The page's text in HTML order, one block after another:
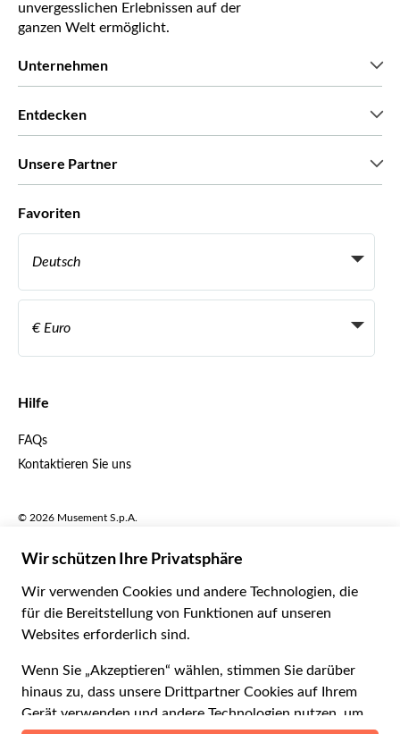
unvergesslichen Erlebnissen auf der
ganzen Welt ermöglicht.
Unternehmen
Entdecken
Unsere Partner
Werden Sie Anbieter
Become a Distribution Partner
Favoriten
Deutsch
Italiano
Français
Español
Português
Português BR
Nederlands
€ Euro
ARS Argentinischer Peso
.د.ب Bahrain-Dinar
R$ Brasilianischer Real
¥ Renminbi Yuan
COL$ Kolumbianischer Peso
₡ Costa-Rica-Colón
Hilfe
FAQs
Kontaktieren Sie uns
Geschäftsbedingungen Datenschutzerklärung
Cookie-Verwendung Sitemap
© 2026 Musement S.p.A.
Online-Reiseagentur nº 170695